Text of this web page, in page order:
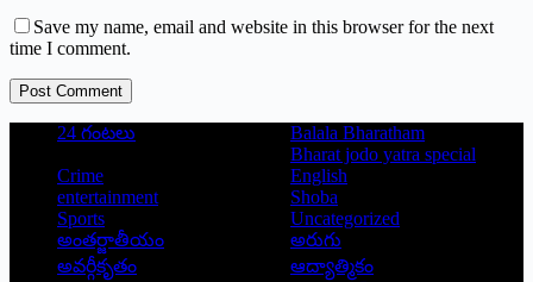
Save my name, email and website in this browser for the next
time I comment.
Post Comment
24 గంటలు
Balala Bharatham
Bharat jodo yatra special
Crime
English
entertainment
Shoba
Sports
Uncategorized
అంతర్జాతీయం
అరుగు
అవర్గీకృతం
ఆద్యాత్మికం